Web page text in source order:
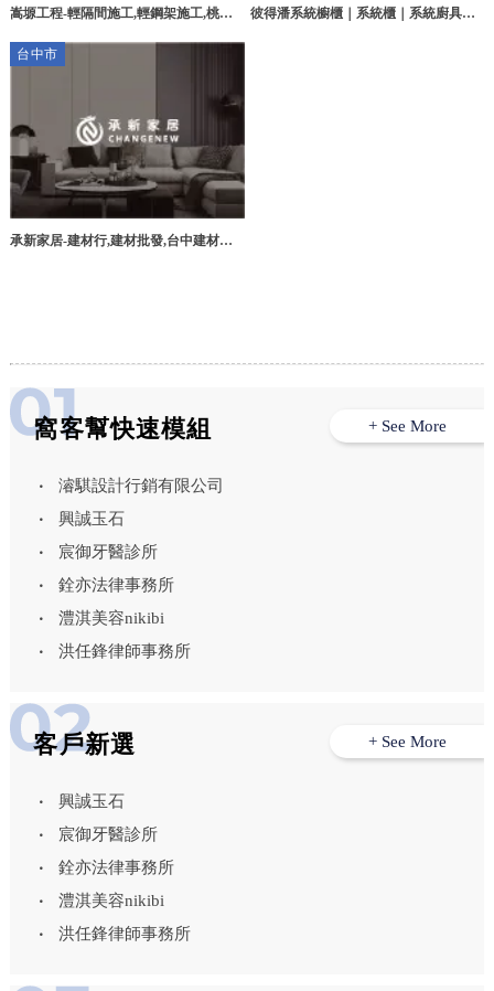
嵩塬工程-輕隔間施工,輕鋼架施工,桃園
間施工,楊梅區輕鋼架施工
彼得潘系統櫥櫃｜系統櫃｜系統廚具｜
台中市
承新家居-建材行,建材批發,台中建材行,
窩客幫快速模組
濬騏設計行銷有限公司
興誠玉石
宸御牙醫診所
銓亦法律事務所
澧淇美容nikibi
洪任鋒律師事務所
+ See More
客戶新選
興誠玉石
宸御牙醫診所
銓亦法律事務所
澧淇美容nikibi
洪任鋒律師事務所
+ See More